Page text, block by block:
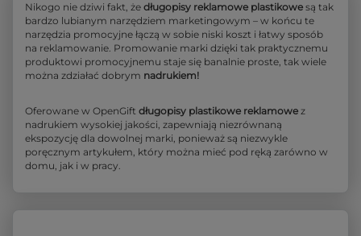
Nikogo nie dziwi fakt, że długopisy reklamowe plastikowe są tak
bardzo lubianym narzędziem marketingowym – w końcu te
narzędzia promocyjne łączą w sobie niski koszt i łatwy sposób
na reklamowanie. Promowanie marki dzięki tak praktycznemu
produktowi promocyjnemu staje się banalnie proste, tak wiele
można zdziałać dobrym nadrukiem!
Oferowane w OpenGift długopisy plastikowe reklamowe z
nadrukiem wysokiej jakości, zapewniają niezrównaną
ekspozycję dla dowolnej marki, ponieważ są niezwykle
poręcznym artykułem, który można mieć pod ręką zarówno w
domu, jak i w pracy.